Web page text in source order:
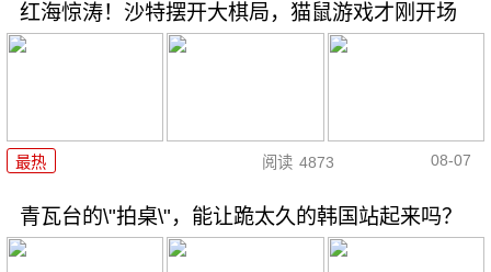
红海惊涛！沙特摆开大棋局，猫鼠游戏才刚开场
最热 阅读 4873 08-07
青瓦台的\"拍桌\"，能让跪太久的韩国站起来吗？